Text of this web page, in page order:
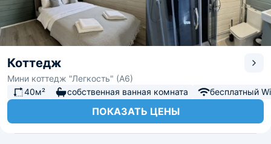
Коттедж
Мини коттедж "Легкость" (А6)
40м²
собственная ванная комната бесплатный
ПОКАЗАТЬ ЦЕНЫ